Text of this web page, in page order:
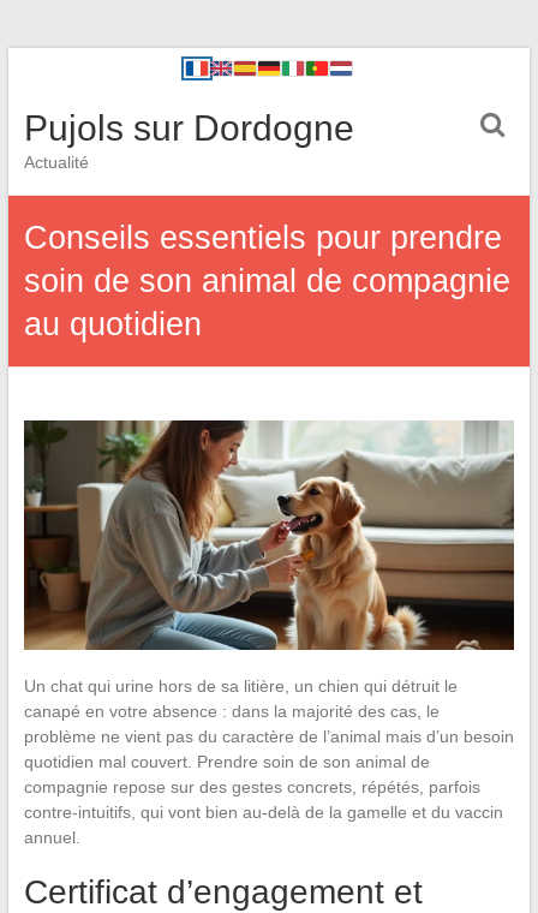
Pujols sur Dordogne
Actualité
Conseils essentiels pour prendre
soin de son animal de compagnie
au quotidien
Un chat qui urine hors de sa litière, un chien qui détruit le
canapé en votre absence : dans la majorité des cas, le
problème ne vient pas du caractère de l’animal mais d’un besoin
quotidien mal couvert. Prendre soin de son animal de
compagnie repose sur des gestes concrets, répétés, parfois
contre-intuitifs, qui vont bien au-delà de la gamelle et du vaccin
annuel.
Certificat d’engagement et